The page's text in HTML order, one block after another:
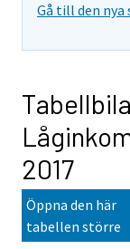
Gå till den
2017
Öppna den här
tabellen större